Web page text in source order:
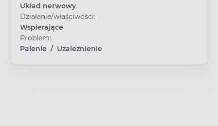
Układ nerwowy
Działanie/właściwości:
Wspierające
Problem:
Palenie / Uzależnienie